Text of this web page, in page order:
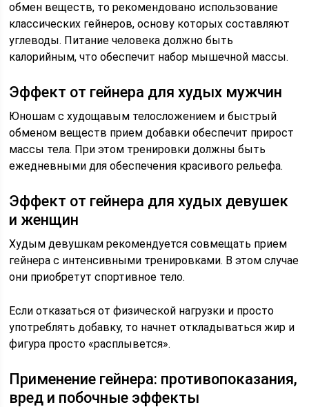
обмен веществ, то рекомендовано использование
классических гейнеров, основу которых составляют
углеводы. Питание человека должно быть
калорийным, что обеспечит набор мышечной массы.
Эффект от гейнера для худых мужчин
Юношам с худощавым телосложением и быстрый
обменом веществ прием добавки обеспечит прирост
массы тела. При этом тренировки должны быть
ежедневными для обеспечения красивого рельефа.
Эффект от гейнера для худых девушек
и женщин
Худым девушкам рекомендуется совмещать прием
гейнера с интенсивными тренировками. В этом случае
они приобретут спортивное тело.
Если отказаться от физической нагрузки и просто
употреблять добавку, то начнет откладываться жир и
фигура просто «расплывется».
Применение гейнера: противопоказания,
вред и побочные эффекты